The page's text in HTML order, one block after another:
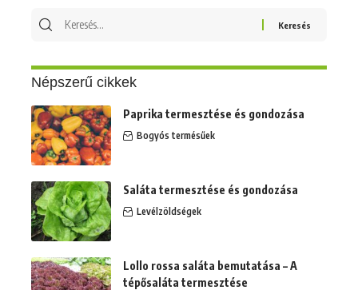
Keresés
Népszerű cikkek
Paprika termesztése és gondozása
Bogyós termésűek
Saláta termesztése és gondozása
Levélzöldségek
Lollo rossa saláta bemutatása – A
tépősaláta termesztése